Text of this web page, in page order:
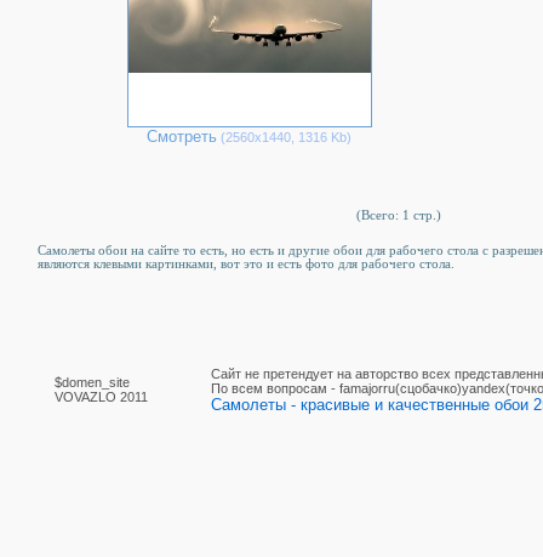
Смотреть (2560х1440, 1316 Kb)
(Всего: 1 стр.)
Самолеты обои на сайте то есть, но есть и другие обои для рабочего стола c
являются клевыми картинками, вот это и есть фото для рабочего стола.
$domen_site
VOVAZLO 2011
Сайт не претендует на авторство всех
По вcем вопросам -
Самолеты - красивые и качественные обои